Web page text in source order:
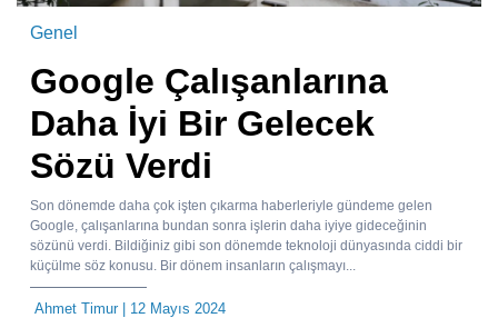
Genel
Google Çalışanlarına
Daha İyi Bir Gelecek
Sözü Verdi
Son dönemde daha çok işten çıkarma haberleriyle gündeme gelen
Google, çalışanlarına bundan sonra işlerin daha iyiye gideceğinin
sözünü verdi. Bildiğiniz gibi son dönemde teknoloji dünyasında ciddi bir
küçülme söz konusu. Bir dönem insanların çalışmayı...
Ahmet Timur| 12 Mayıs 2024